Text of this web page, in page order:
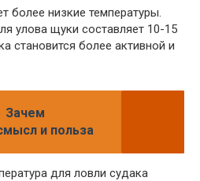
более низкие температуры.
улова щуки составляет 10-15
становится более активной и
Зачем
и польза
для ловли судака